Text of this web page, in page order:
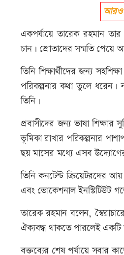
আরও
একপর্যায়ে তারেক রহমান
চান। শ্রোতাদের সম্মতি পেয়ে
তিনি শিক্ষার্থীদের জন্য
পরিকল্পনার কথা তুলে ধরেন।
তিনি।
প্রবাসীদের জন্য ভাষা
ভূমিকা রাখার পরিকল্পনার
ছয় মাসের মধ্যে এসব
তিনি কনটেন্ট ক্রিয়েটরদের
এবং ভোকেশনাল ইনস্টিটিউট
তারেক রহমান বলেন,
ঐক্যবদ্ধ থাকতে পারলেই একটি
বক্তব্যের শেষ পর্যায়ে সবার